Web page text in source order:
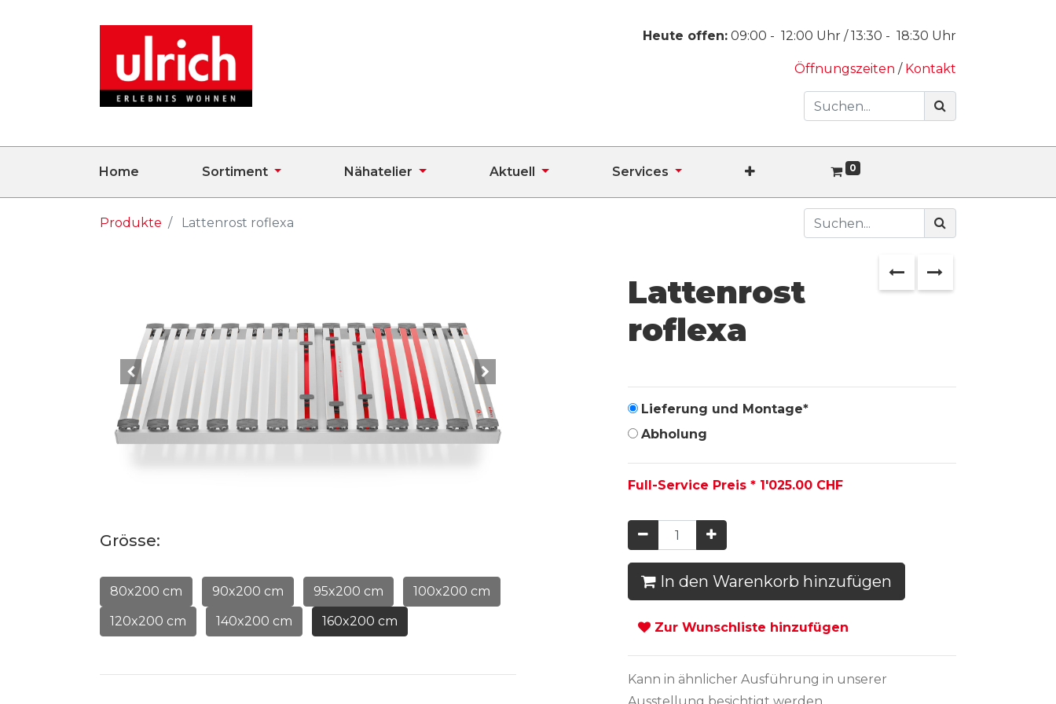
Heute offen: 09:00 - 12:00 Uhr /13:30 - 18:30 Uhr
Öffnungszeiten / Kontakt
Home Sortiment Nähatelier Aktuell Services 0
Produkte Lattenrost roflexa
Grösse:
80x200 cm 90x200 cm 95x200 cm
100x200 cm
120x200 cm
140x200 cm 160x200 cm
Lattenrost
roflexa
Lieferung und Montage*
Abholung
Full-Service Preis * 1'025.00 CHF
In den Warenkorb hinzufügen
Zur Wunschliste hinzufügen
Kann in ähnlicher Ausführung in unserer